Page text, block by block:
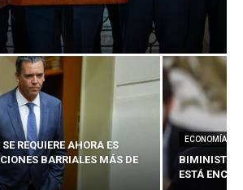
REQUIERE AHORA ES
BARRIALES MÁS DE
ECONOMÍA
BIMINISTRO
ESTÁ